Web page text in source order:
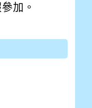
加。